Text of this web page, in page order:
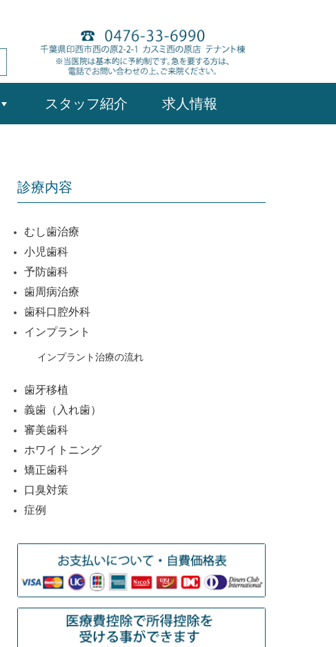
スタッフ紹介 求人情報
診療内容
むし歯治療
小児歯科
予防歯科
歯周病治療
歯科口腔外科
インプラント
インプラント治療の流れ
歯牙移植
義歯（入れ歯）
審美歯科
ホワイトニング
矯正歯科
口臭対策
症例